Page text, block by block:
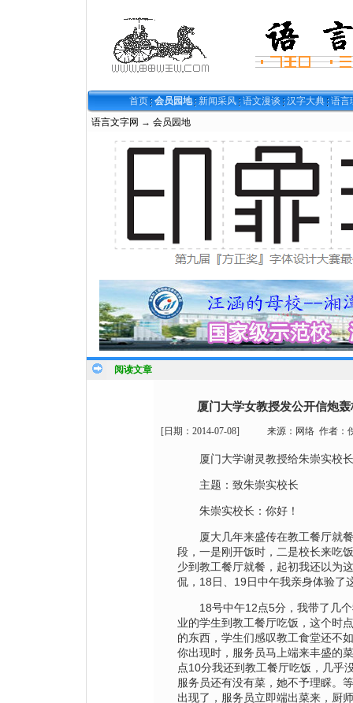
首页 会员园地 新闻采风 语文漫谈 汉字大典 语言
语言文字网 → 会员园地
阅读文章
厦门大学女教授发公开信炮
[日期： 2014-07-08] 来源： 网络 作者：
厦门大学谢灵教授给朱崇实校
主题：致朱崇实校长
朱崇实校长：你好！
厦大几年来盛传在教工餐厅就
段，一是刚开饭时，二是校长来吃
少到教工餐厅就餐，起初我还以为
侃，18日、19日中午我亲身体验了
18号中午12点5分，我带了几
业的学生到教工餐厅吃饭，这个时
的东西，学生们感叹教工食堂还不
你出现时，服务员马上端来丰盛的
点10分我还到教工餐厅吃饭，几乎
服务员还有没有菜，她不予理睬。
出现了，服务员立即端出菜来，厨